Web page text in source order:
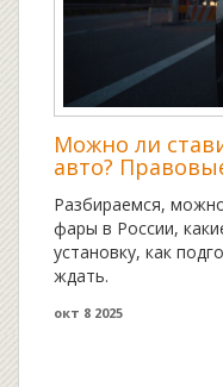
Можно ли
авто?
технические
Разбираемся,
фары в России,
установку, как
ждать.
окт 8 2025